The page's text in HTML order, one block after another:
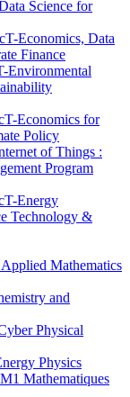
Science for
Economics, Data
Finance
Environmental
Economics for
Policy
of Things :
Program
Energy
Technology &
Mathematics
and
Physical
Physics
Mathematiques